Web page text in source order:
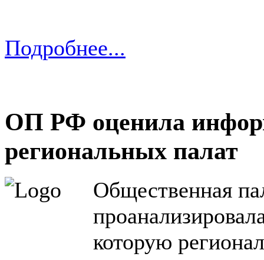
Подробнее...
ОП РФ оценила
региональных палат
Общественная
которую